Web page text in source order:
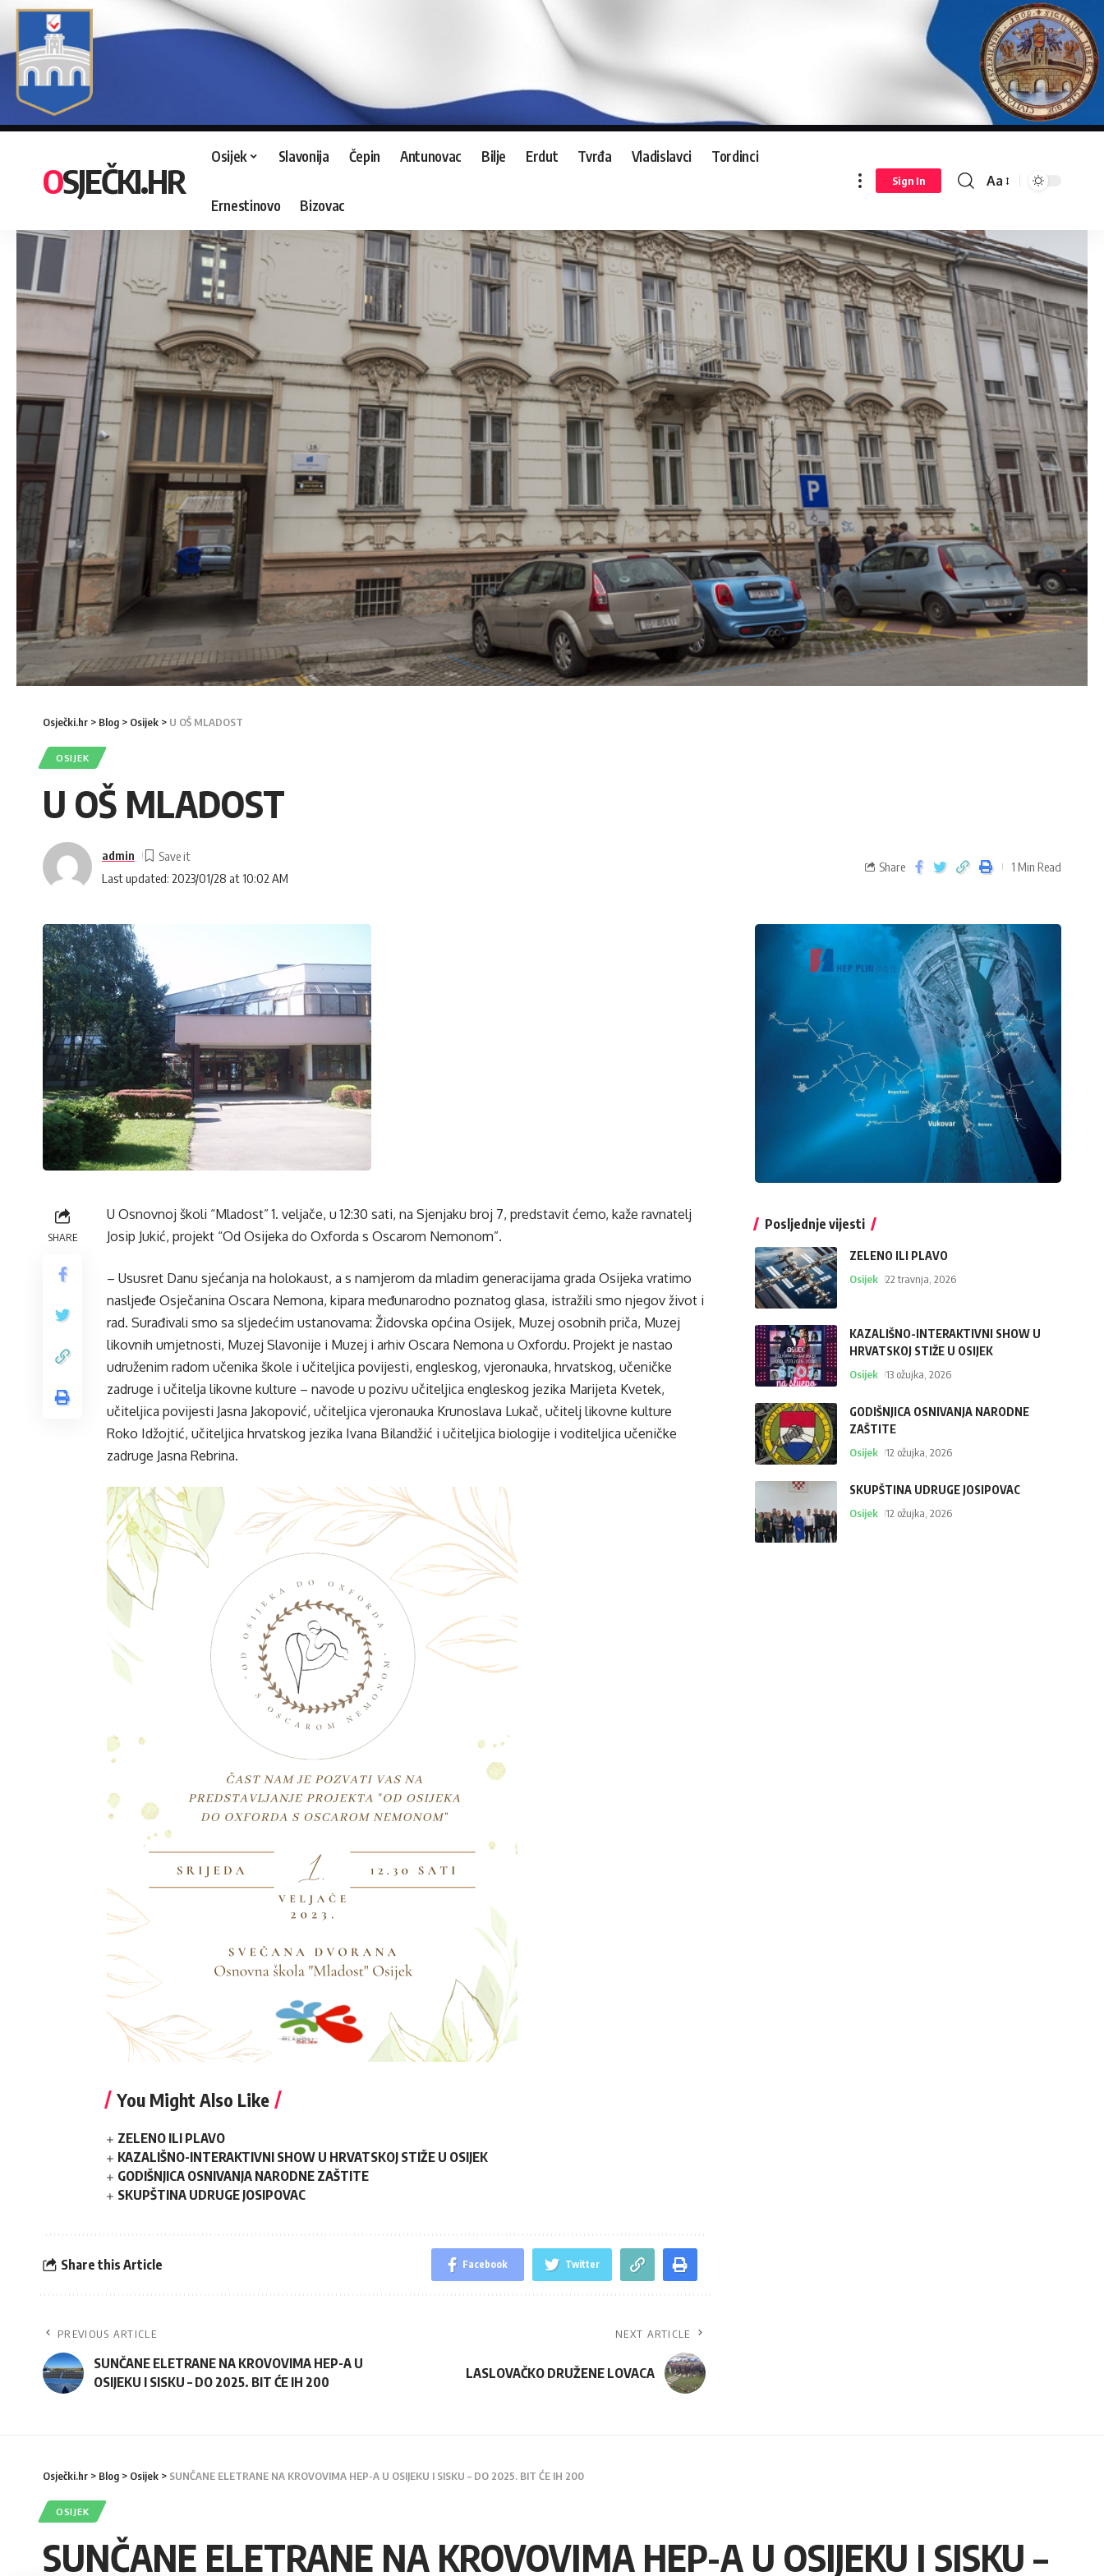
OSJEČKI.HR
Osijek Slavonija Čepin Antunovac Bilje Erdut Tvrđa Vladislavci Tordinci
Ernestinovo Bizovac
Sign In Aa
Osječki.hr > Blog > Osijek > U OŠ MLADOST
OSIJEK
U OŠ MLADOST
Last updated: 2023/01/28 at 10:02 AM
admin
Share 1 Min Read
SHARE
U Osnovnoj školi “Mladost” 1. veljače, u 12:30 sati, na Sjenjaku broj 7, predstavit ćemo, kaže ravnatelj
Josip Jukić, projekt “Od Osijeka do Oxforda s Oscarom Nemonom”.
– Ususret Danu sjećanja na holokaust, a s namjerom da mladim generacijama grada Osijeka vratimo
nasljeđe Osječanina Oscara Nemona, kipara međunarodno poznatog glasa, istražili smo njegov život i
rad. Surađivali smo sa sljedećim ustanovama: Židovska općina Osijek, Muzej osobnih priča, Muzej
likovnih umjetnosti, Muzej Slavonije i Muzej i arhiv Oscara Nemona u Oxfordu. Projekt je nastao
udruženim radom učenika škole i učiteljica povijesti, engleskog, vjeronauka, hrvatskog, učeničke
zadruge i učitelja likovne kulture – navode u pozivu učiteljica engleskog jezika Marijeta Kvetek,
učiteljica povijesti Jasna Jakopović, učiteljica vjeronauka Krunoslava Lukač, učitelj likovne kulture
Roko Idžojtić, učiteljica hrvatskog jezika Ivana Bilandžić i učiteljica biologije i voditeljica učeničke
zadruge Jasna Rebrina.
You Might Also Like
ZELENO ILI PLAVO
KAZALIŠNO-INTERAKTIVNI SHOW U HRVATSKOJ STIŽE U OSIJEK
GODIŠNJICA OSNIVANJA NARODNE ZAŠTITE
SKUPŠTINA UDRUGE JOSIPOVAC
Share this Article Facebook Twitter
PREVIOUS ARTICLE
SUNČANE ELETRANE NA KROVOVIMA HEP-A U
OSIJEKU I SISKU – DO 2025. BIT ĆE IH 200
NEXT ARTICLE
LASLOVAČKO DRUŽENE LOVACA
Posljednje vijesti
ZELENO ILI PLAVO
Osijek 22 travnja, 2026
KAZALIŠNO-INTERAKTIVNI SHOW U
HRVATSKOJ STIŽE U OSIJEK
Osijek 13 ožujka, 2026
GODIŠNJICA OSNIVANJA NARODNE
ZAŠTITE
Osijek 12 ožujka, 2026
SKUPŠTINA UDRUGE JOSIPOVAC
Osijek 12 ožujka, 2026
Osječki.hr > Blog > Osijek > SUNČANE ELETRANE NA KROVOVIMA HEP-A U OSIJEKU I SISKU – DO 2025. BIT ĆE IH 200
OSIJEK
SUNČANE ELETRANE NA KROVOVIMA HEP-A U OSIJEKU I SISKU –